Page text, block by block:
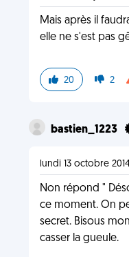
Mais après il
elle ne s'est pas
20 2
bastien_1223
lundi 13 octobre
Non répond "
ce moment. On
secret. Bisous
casser la gueule.